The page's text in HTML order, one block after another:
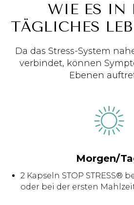
WIE ES IN
TÄGLICHES
Da das Stress-System
verbindet, können
Ebenen
Morgen/
2 Kapseln STOP STRESS®
oder bei der ersten